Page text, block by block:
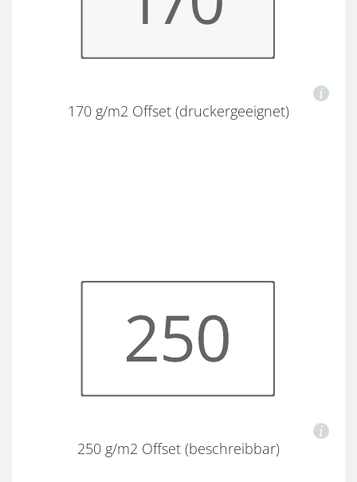
170 g/m2 Offset (druckergeeignet)
250 g/m2 Offset (beschreibbar)